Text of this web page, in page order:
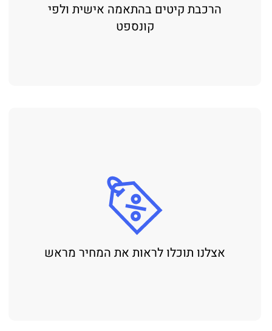
הרכבת קיטים בהתאמה אישית ולפי
קונספט
אצלנו תוכלו לראות את המחיר מראש